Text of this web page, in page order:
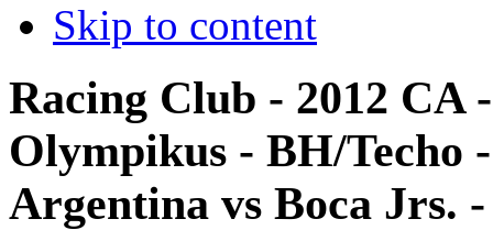
Skip to content
Racing Club - 2012 CA
Olympikus - BH/Techo
Argentina vs Boca Jrs. -